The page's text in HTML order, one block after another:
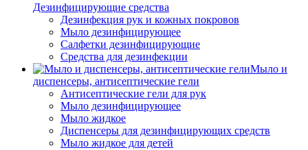
Дезинфицирующие средства
Дезинфекция рук и кожных покровов
Мыло дезинфицирующее
Салфетки дезинфицирующие
Средства для дезинфекции
Мыло и
диспенсеры, антисептические гели
Антисептические гели для рук
Мыло дезинфицирующее
Мыло жидкое
Диспенсеры для дезинфицирующих средств
Мыло жидкое для детей